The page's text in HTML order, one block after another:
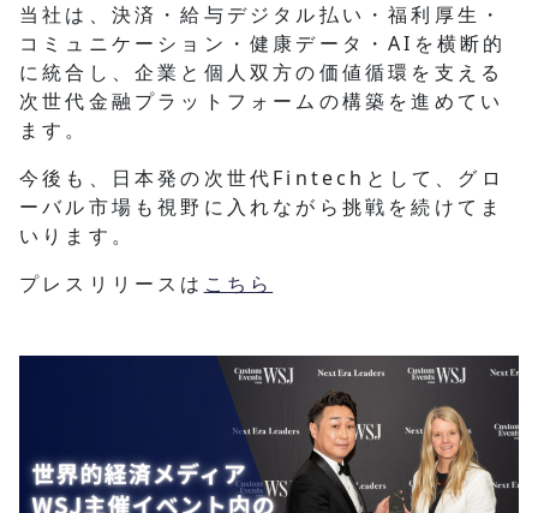
当社は、決済・給与デジタル払い・福利厚生・
コミュニケーション・健康データ・AIを横断的
に統合し、企業と個人双方の価値循環を支える
次世代金融プラットフォームの構築を進めてい
ます。
今後も、日本発の次世代Fintechとして、グロ
ーバル市場も視野に入れながら挑戦を続けてま
いります。
プレスリリースは こちら